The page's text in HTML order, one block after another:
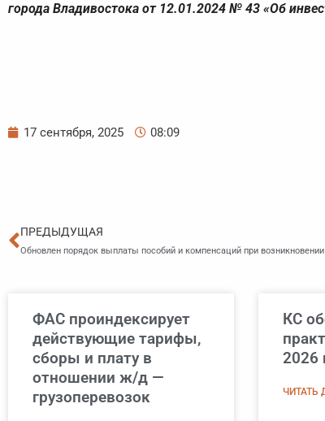
города Владивостока от 12.01.2024 № 43 «Об
17 сентября, 2025 08:09
Пред
ПРЕДЫДУЩАЯ
Обновлен порядок выплаты пособий и компенсаций при
ФАС проиндексирует
действующие тарифы,
сборы и плату в
отношении ж/д —
грузоперевозок
КС
2026
ЧИТАТЬ